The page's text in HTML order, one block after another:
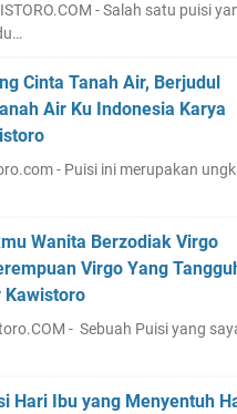
- Salah satu puisi
Cinta Tanah Air, Berjudul
Air Ku Indonesia Karya
- Puisi ini merupakan
Wanita Berzodiak Virgo
Virgo Yang
Kawistoro
- Sebuah Puisi yang
Hari Ibu yang Menyentuh